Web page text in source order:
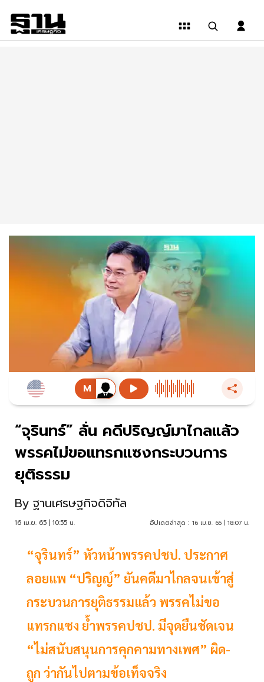
“จุรินทร์” ลั่น คดีปริญญ์มาไกลแล้ว
พรรคไม่ขอแทรกแซงกระบวนการ
ยุติธรรม
By ฐานเศรษฐกิจดิจิทัล
16 เม.ย. 65 | 10:55 น. อัปเดตล่าสุด : 16 เม.ย. 65 | 18:07 น.
“จุรินทร์” หัวหน้าพรรคปชป. ประกาศ
ลอยแพ “ปริญญ์” ยันคดีมาไกลจนเข้าสู่
กระบวนการยุติธรรมแล้ว พรรคไม่ขอ
แทรกแซง ย้ำพรรคปชป. มีจุดยืนชัดเจน
“ไม่สนับสนุนการคุกคามทางเพศ” ผิด-
ถูก ว่ากันไปตามข้อเท็จจริง